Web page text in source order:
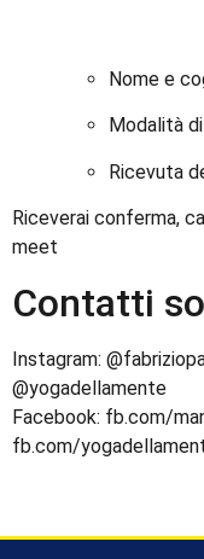
Nome e
Modalità
Ricevuta
Riceverai conferma,
meet
Contatti
Instagram:
@yogadellamente
Facebook: fb.com/
fb.com/